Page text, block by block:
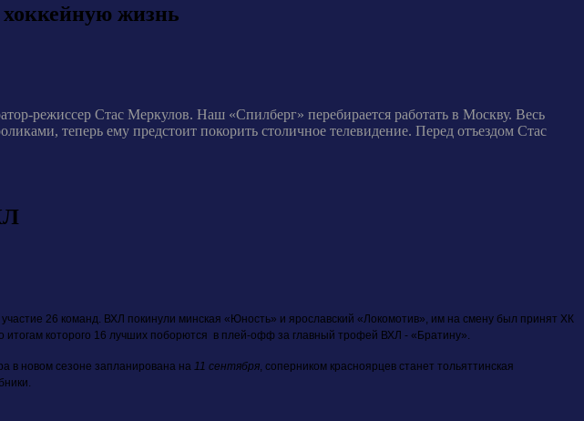
жизнь
режиссер Стас Меркулов. Наш «Спилберг» перебирается работать в Москву. Весь
теперь ему предстоит покорить столичное телевидение. Перед отъездом Стас
26 команд. ВХЛ покинули минская «Юность» и ярославский «Локомотив», им на смену был принят ХК
итогам которого 16 лучших поборются в плей-офф за главный трофей ВХЛ - «Братину».
в новом сезоне запланирована на 11 сентября , соперником красноярцев станет тольяттинская